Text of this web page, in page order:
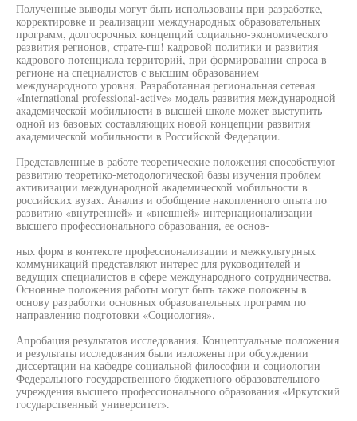
Полученные выводы могут быть использованы при разработке,
корректировке и реализации международных образовательных
программ, долгосрочных концепций социально-экономического
развития регионов, страте-гш! кадровой политики и развития
кадрового потенциала территорий, при формировании спроса в
регионе на специалистов с высшим образованием
международного уровня. Разработанная региональная сетевая
«International professional-active» модель развития международной
академической мобильности в высшей школе может выступить
одной из базовых составляющих новой концепции развития
академической мобильности в Российской Федерации.
Представленные в работе теоретические положения способствуют
развитию теоретико-методологической базы изучения проблем
активизации международной академической мобильности в
российских вузах. Анализ и обобщение накопленного опыта по
развитию «внутренней» и «внешней» интернационализации
высшего профессионального образования, ее основ-
ных форм в контексте профессионализации и межкультурных
коммуникаций представляют интерес для руководителей и
ведущих специалистов в сфере международного сотрудничества.
Основные положения работы могут быть также положены в
основу разработки основных образовательных программ по
направлению подготовки «Социология».
Апробация результатов исследования. Концептуальные положения
и результаты исследования были изложены при обсуждении
диссертации на кафедре социальной философии и социологии
Федерального государственного бюджетного образовательного
учреждения высшего профессионального образования «Иркутский
государственный университет».